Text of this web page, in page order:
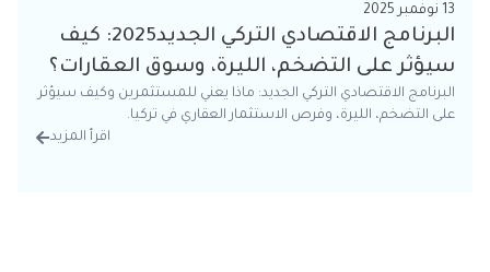
13 نوفمبر 2025
البرنامج الاقتصادي التركي الجديد2025: كيف
سيؤثر على التضخم، الليرة، وسوق العقارات؟
البرنامج الاقتصادي التركي الجديد: ماذا يعني للمستثمرين وكيف سيؤثر
على التضخم، الليرة، وفرص الاستثمار العقاري في تركيا.
اقرأ المزيد